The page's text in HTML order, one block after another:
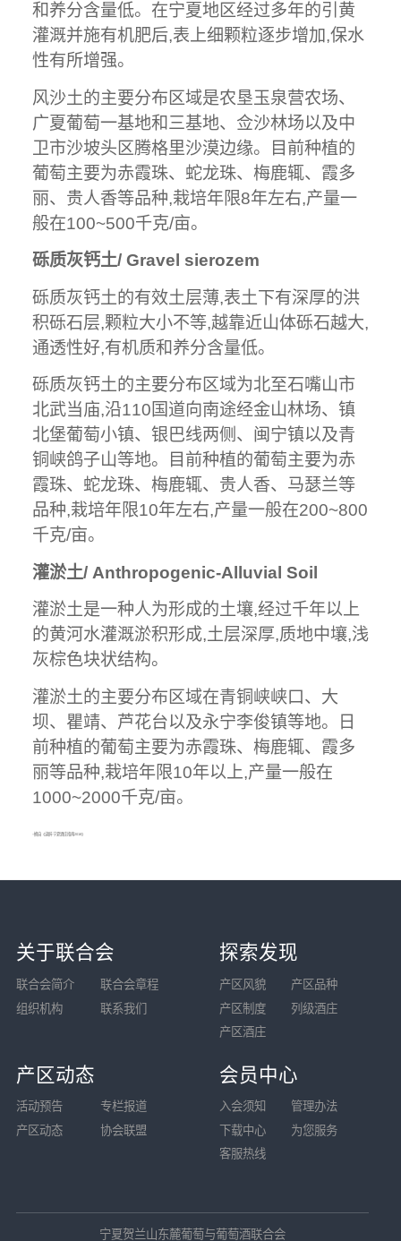
和养分含量低。在宁夏地区经过多年的引黄
灌溉并施有机肥后,表上细颗粒逐步增加,保水
性有所增强。
风沙土的主要分布区域是农垦玉泉营农场、
广夏葡萄一基地和三基地、佥沙林场以及中
卫市沙坡头区腾格里沙漠边缘。目前种植的
葡萄主要为赤霞珠、蛇龙珠、梅鹿辄、霞多
丽、贵人香等品种,栽培年限8年左右,产量一
般在100~500千克/亩。
砾质灰钙土/ Gravel sierozem
砾质灰钙土的有效土层薄,表土下有深厚的洪
积砾石层,颗粒大小不等,越靠近山体砾石越大,
通透性好,有机质和养分含量低。
砾质灰钙土的主要分布区域为北至石嘴山市
北武当庙,沿110国道向南途经金山林场、镇
北堡葡萄小镇、银巴线两侧、闽宁镇以及青
铜峡鸽子山等地。目前种植的葡萄主要为赤
霞珠、蛇龙珠、梅鹿辄、贵人香、马瑟兰等
品种,栽培年限10年左右,产量一般在200~800
千克/亩。
灌淤土/ Anthropogenic-Alluvial Soil
灌淤土是一种人为形成的土壤,经过千年以上
的黄河水灌溉淤积形成,土层深厚,质地中壤,浅
灰棕色块状结构。
灌淤土的主要分布区域在青铜峡峡口、大
坝、瞿靖、芦花台以及永宁李俊镇等地。日
前种植的葡萄主要为赤霞珠、梅鹿辄、霞多
丽等品种,栽培年限10年以上,产量一般在
1000~2000千克/亩。
--摘自《读醉·宁夏酒庄指南2018》
关于联合会
联合会简介
联合会章程
组织机构
联系我们
探索发现
产区风貌
产区品种
产区制度
列级酒庄
产区酒庄
产区动态
活动预告
专栏报道
产区动态
协会联盟
会员中心
入会须知
管理办法
下载中心
为您服务
客服热线
宁夏贺兰山东麓葡萄与葡萄酒联合会